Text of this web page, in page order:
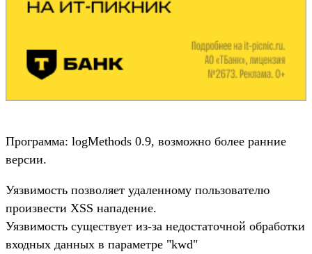
Программа: logMethods 0.9, возможно более ранние
версии.
Уязвимость позволяет удаленному пользователю
произвести XSS нападение.
Уязвимость существует из-за недостаточной обработки
входных данных в параметре "kwd"